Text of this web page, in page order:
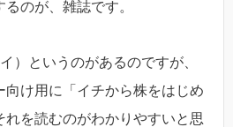
のが、雑誌です。
）というのがあるのですが、
向け用に「イチから株をはじめ
れを読むのがわかりやすいと思